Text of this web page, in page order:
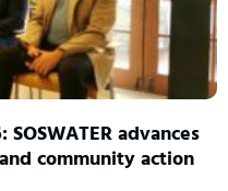
advances
community action